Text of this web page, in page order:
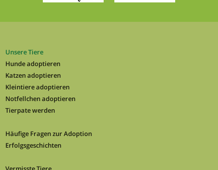
Unsere Tiere
Hunde adoptieren
Katzen adoptieren
Kleintiere adoptieren
Notfellchen adoptieren
Tierpate werden
Häufige Fragen zur Adoption
Erfolgsgeschichten